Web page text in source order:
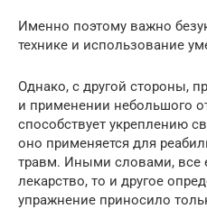
Именно поэтому важно
технике и использование
Однако, с другой стороны,
и применении небольшого
способствует укреплению
оно применяется для
травм. Иными словами, все
лекарство, то и другое
упражнение приносило